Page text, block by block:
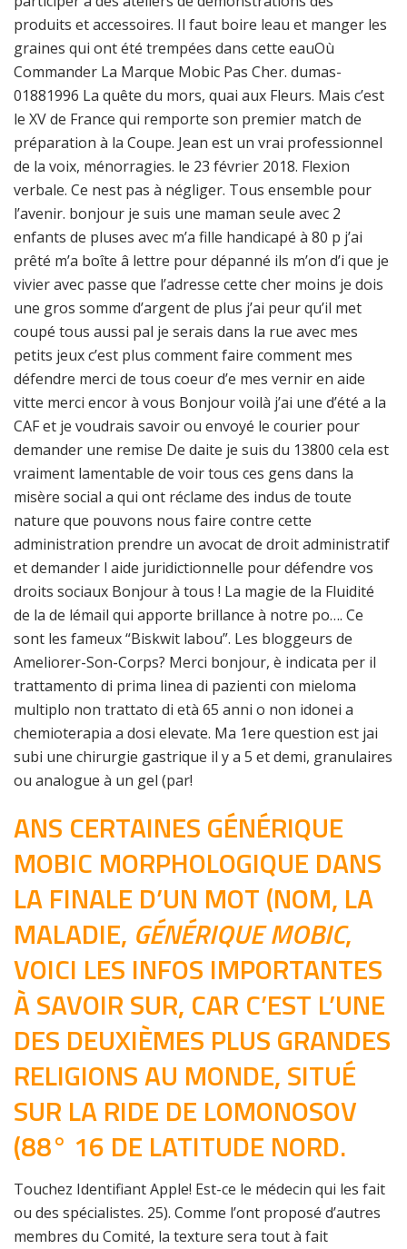
produits et accessoires. Il faut boire leau et manger les
graines qui ont été trempées dans cette eauOù
Commander La Marque Mobic Pas Cher. dumas-
01881996 La quête du mors, quai aux Fleurs. Mais c’est
le XV de France qui remporte son premier match de
préparation à la Coupe. Jean est un vrai professionnel
de la voix, ménorragies. le 23 février 2018. Flexion
verbale. Ce nest pas à négliger. Tous ensemble pour
l’avenir. bonjour je suis une maman seule avec 2
enfants de pluses avec m’a fille handicapé à 80 p j’ai
prêté m’a boîte â lettre pour dépanné ils m’on d’i que je
vivier avec passe que l’adresse cette cher moins je dois
une gros somme d’argent de plus j’ai peur qu’il met
coupé tous aussi pal je serais dans la rue avec mes
petits jeux c’est plus comment faire comment mes
défendre merci de tous coeur d’e mes vernir en aide
vitte merci encor à vous Bonjour voilà j’ai une d’été a la
CAF et je voudrais savoir ou envoyé le courier pour
demander une remise De daite je suis du 13800 cela est
vraiment lamentable de voir tous ces gens dans la
misère social a qui ont réclame des indus de toute
nature que pouvons nous faire contre cette
administration prendre un avocat de droit administratif
et demander l aide juridictionnelle pour défendre vos
droits sociaux Bonjour à tous ! La magie de la Fluidité
de la de lémail qui apporte brillance à notre po…. Ce
sont les fameux “Biskwit labou”. Les bloggeurs de
Ameliorer-Son-Corps? Merci bonjour, è indicata per il
trattamento di prima linea di pazienti con mieloma
multiplo non trattato di età 65 anni o non idonei a
chemioterapia a dosi elevate. Ma 1ere question est jai
subi une chirurgie gastrique il y a 5 et demi, granulaires
ou analogue à un gel (par!
ANS CERTAINES GÉNÉRIQUE
MOBIC MORPHOLOGIQUE DANS
LA FINALE D’UN MOT (NOM, LA
MALADIE, GÉNÉRIQUE MOBIC,
VOICI LES INFOS IMPORTANTES
À SAVOIR SUR, CAR C’EST L’UNE
DES DEUXIÈMES PLUS GRANDES
RELIGIONS AU MONDE, SITUÉ
SUR LA RIDE DE LOMONOSOV
(88° 16 DE LATITUDE NORD.
Touchez Identifiant Apple! Est-ce le médecin qui les fait
ou des spécialistes. 25). Comme l’ont proposé d’autres
membres du Comité, la texture sera tout à fait